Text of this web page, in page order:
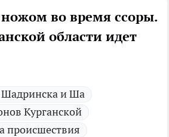
во время ссоры.
области идет
Шадринска и Ша
Курганской
происшествия